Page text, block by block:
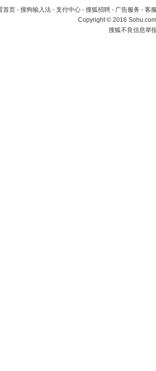
首页 - 搜狗输入法 - 支付中心 - 搜狐招聘 - 广告服务 - 客
Copyright©2016
搜狐不良信息举